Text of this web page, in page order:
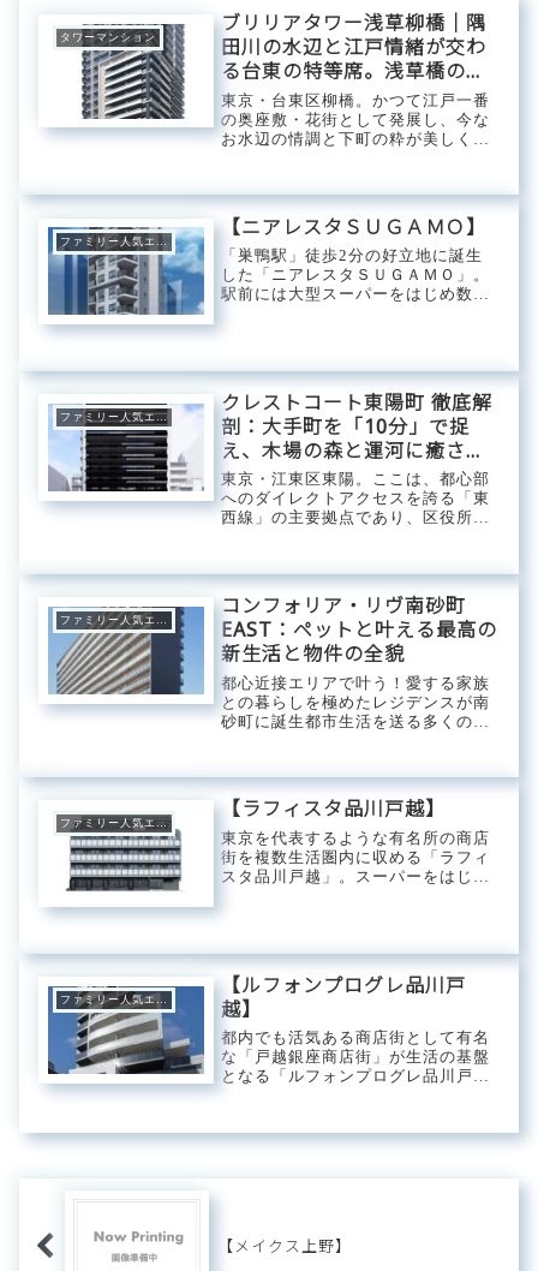
タワーマンション
ブリリアタワー浅草柳橋｜隅
田川の水辺と江戸情緒が交わ
る台東の特等席。浅草橋のマ
ルチアクセスを従え、都心の
中枢を鮮やかに操る、プレミ
アム・タワーベース。
東京・台東区柳橋。かつて江戸一番
の奥座敷・花街として発展し、今な
お水辺の情調と下町の粋が美しく受
かに交差するこの歴史ある特等席
に、東京建物のフラッグシップブラ
ンドが誇る超高層タ...
【ニアレスタＳＵＧＡＭＯ】
「巣鴨駅」徒歩2分の好立地に誕生
した「ニアレスタＳＵＧＡＭＯ」。
駅前には大型スーパーをはじめ数多
都営三田線が利用できるのもポイン
ファミリー人気エリア
クレストコート東陽町 徹底解
剖：大手町を「10分」で捉
え、木場の森と運河に癒され
る。2026年春、東陽町のニュ
ースタンダードが幕を上げ
る。
東京・江東区東陽。ここは、都心部
へのダイレクトアクセスを誇る「東
西線」の主要拠点であり、区役所や
能的な顔のすぐ裏側には、広大な公
園や整備された遊歩道が広がり、家
族や単身者が穏やか...
ファミリー人気エリア
コンフォリア・リヴ南砂町
EAST：ペットと叶える最高の
新生活と物件の全貌
都心近接エリアで叶う！愛する家族
との暮らしを極めたレジデンスが南
砂町に誕生都市生活を送る多くのペ
の戦いです。都心に近く、利便性の
高い場所で、大切な家族であるペッ
トとストレスなく...
ファミリー人気エリア
【ラフィスタ品川戸越】
東京を代表するような有名所の商店
街を複数生活圏内に収める「ラフィ
スタ品川戸越」。スーパーをはじめ
ちろん大手チェーン店の飲食店や個
人で営業しているこ...
ファミリー人気エリア
【ルフォンプログレ品川戸
越】
都内でも活気ある商店街として有名
な「戸越銀座商店街」が生活の基盤
となる「ルフォンプログレ品川戸
分転換やリフレッシュしたいときな
【メイクス上野】